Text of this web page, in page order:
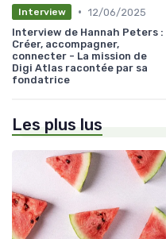
Interview • 12/06/2025
Interview de Hannah Peters :
Créer, accompagner,
connecter - La mission de
Digi Atlas racontée par sa
fondatrice
Les plus lus